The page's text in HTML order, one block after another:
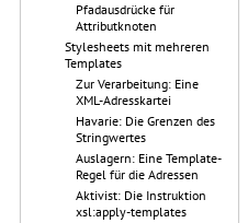
Pfadausdrücke für
Attributknoten
Stylesheets mit mehreren
Templates
Zur Verarbeitung: Eine
XML-Adresskartei
Havarie: Die Grenzen des
Stringwertes
Auslagern: Eine Template-
Regel für die Adressen
Aktivist: Die Instruktion
xsl:apply-templates